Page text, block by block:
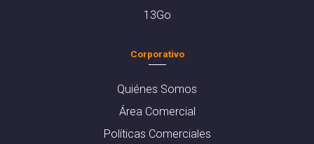
13Go
Corporativo
Quiénes Somos
Área Comercial
Políticas Comerciales